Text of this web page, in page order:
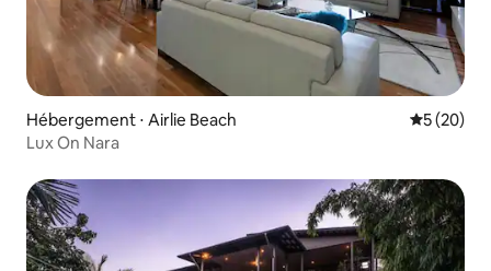
Hébergement ⋅ Airlie Beach
5 (20)
Lux On Nara